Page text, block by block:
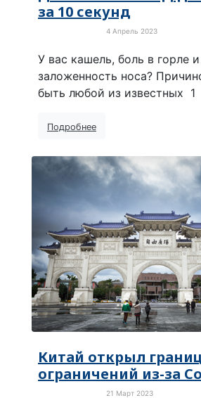
за 10 секунд
4 Апрель 2023
У вас кашель, боль в горле и
заложенность носа?
быть любой из известных 1
Подробнее
Китай открыл
ограничений из-за
21 Март 2023